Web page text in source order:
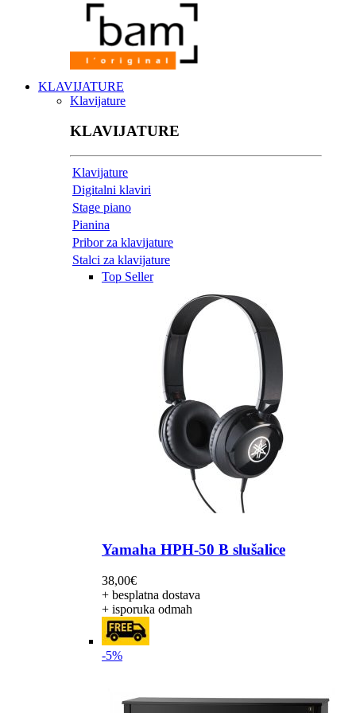
KLAVIJATURE
Klavijature
KLAVIJATURE
Klavijature
Digitalni klaviri
Stage piano
Pianina
Pribor za klavijature
Stalci za klavijature
Top Seller
Yamaha HPH-50 B slušalice
38,00€
+ besplatna dostava
+ isporuka odmah
-5%